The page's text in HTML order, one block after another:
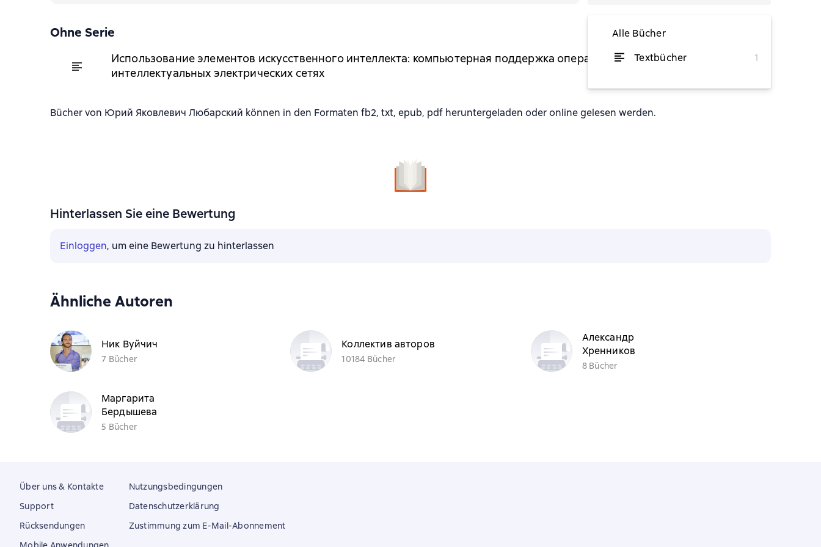
Alle Bücher
Textbücher
1
Ohne Serie
Использование элементов искусственного интеллекта: компьютерная поддержка оперативных решений в
интеллектуальных электрических сетях
von 10,53 €
Bücher von Юрий Яковлевич Любарский können in den Formaten fb2, txt, epub, pdf heruntergeladen oder online gelesen werden.
Hinterlassen Sie eine Bewertung
Einloggen, um eine Bewertung zu hinterlassen
Ähnliche Autoren
Ник Вуйчич
7 Bücher
Коллектив авторов
10184 Bücher
Александр
Хренников
8 Bücher
Маргарита
Бердышева
5 Bücher
Über uns & Kontakte
Support
Rücksendungen
Nutzungsbedingungen
Datenschutzerklärung
Zustimmung zum E-Mail-Abonnement